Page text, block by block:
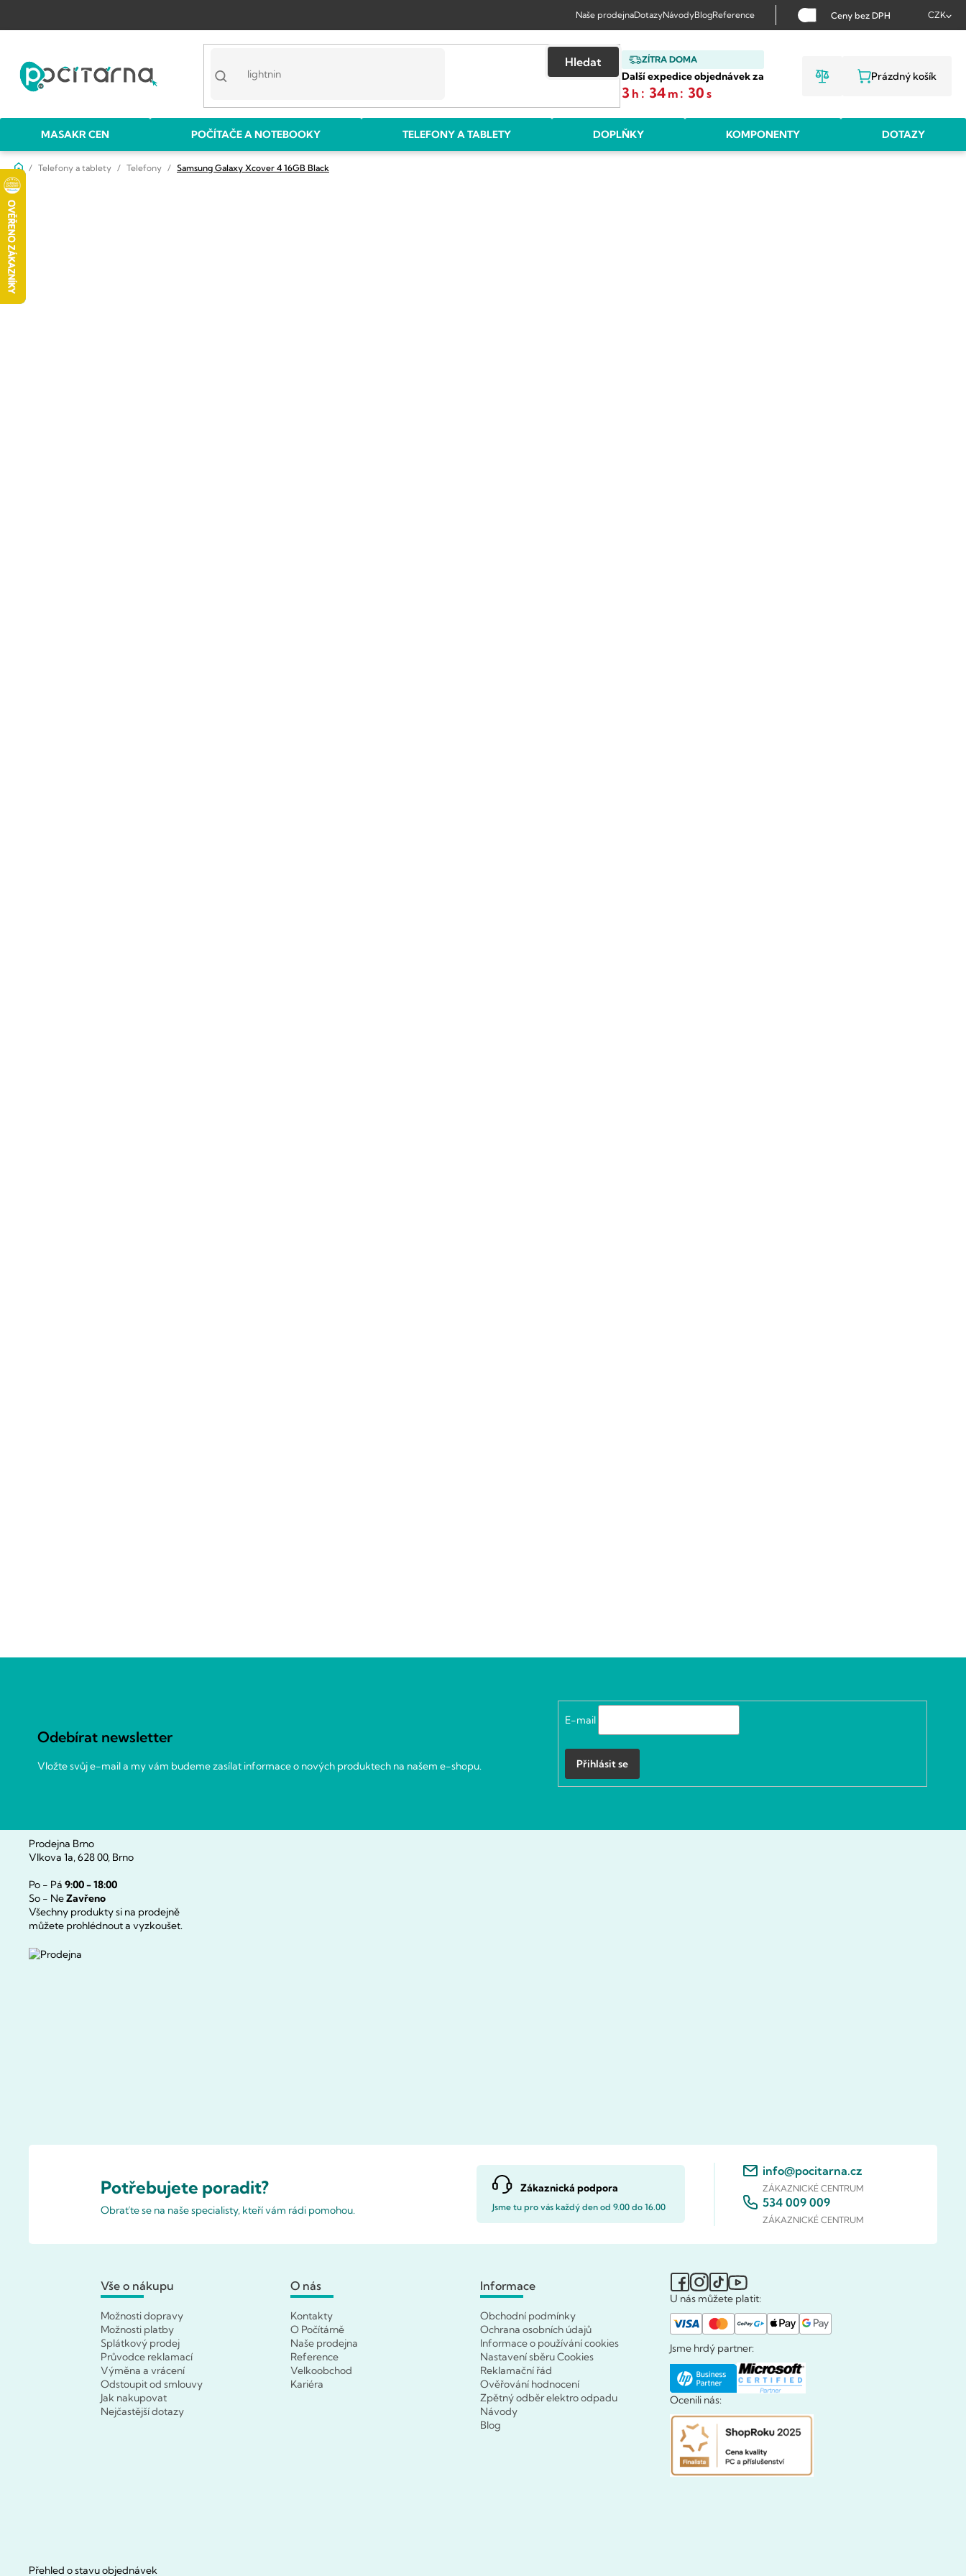
obsah
Naše prodejnaDotazyNávodyBlogReference Ceny bez DPH CZK
ZÍTRA DOMA
Další expedice objednávek za
3 h : 34 m : 29 s
Hledat
NÁKUPNÍ
Prázdný košík
MASAKR CEN POČÍTAČE A NOTEBOOKY TELEFONY A TABLETY DOPLŇKY KOMPONENTY DOTAZY
DomůTelefony a tablety Telefony Samsung Galaxy Xcover 4 16GB Black
Odebírat newsletter
Vložte svůj e-mail a my vám budeme zasílat informace o nových produktech na našem e-shopu.
E-mail
Přihlásit se
Prodejna Brno
Vlkova 1a, 628 00, Brno
Po - Pá 9:00 - 18:00
So - NeZavřeno
Všechny produkty si na prodejně
můžete prohlédnout a vyzkoušet.
Potřebujete poradit?
Obraťte se na naše specialisty, kteří vám rádi pomohou.
Zákaznická podpora
Jsme tu pro vás každý den od 9.00 do 16.00
info@pocitarna.cz
ZÁKAZNICKÉ CENTRUM
534 009 009
ZÁKAZNICKÉ CENTRUM
Vše o nákupu
Možnosti dopravy
Možnosti platby
Splátkový prodej
Průvodce reklamací
Výměna a vrácení
Odstoupit od smlouvy
Jak nakupovat
Nejčastější dotazy
O nás
Kontakty
O Počítárně
Naše prodejna
Reference
Velkoobchod
Kariéra
Informace
Obchodní podmínky
Ochrana osobních údajů
Informace o používání cookies
Nastavení sběru Cookies
Reklamační řád
Ověřování hodnocení
Zpětný odběr elektro odpadu
Návody
Blog
U nás můžete platit:
Jsme hrdý partner:
Ocenili nás:
Přehled o stavu objednávek